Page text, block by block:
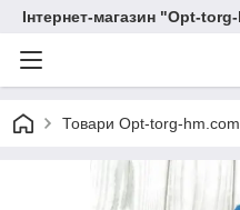
Інтернет-магазин "Opt-
Товари Opt-torg-